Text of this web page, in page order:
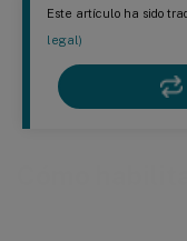
Este artículo ha sido
legal)